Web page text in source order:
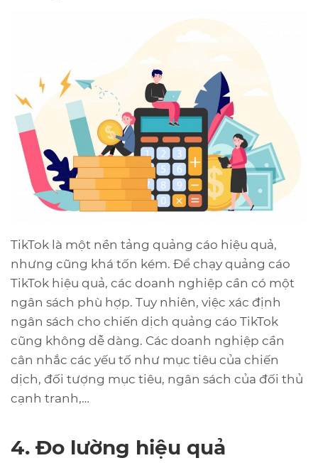
TikTok là một nền tảng quảng cáo hiệu quả,
nhưng cũng khá tốn kém. Để chạy quảng cáo
TikTok hiệu quả, các doanh nghiệp cần có một
ngân sách phù hợp. Tuy nhiên, việc xác định
ngân sách cho chiến dịch quảng cáo TikTok
cũng không dễ dàng. Các doanh nghiệp cần
cân nhắc các yếu tố như mục tiêu của chiến
dịch, đối tượng mục tiêu, ngân sách của đối thủ
cạnh tranh,…
4. Đo lường hiệu quả